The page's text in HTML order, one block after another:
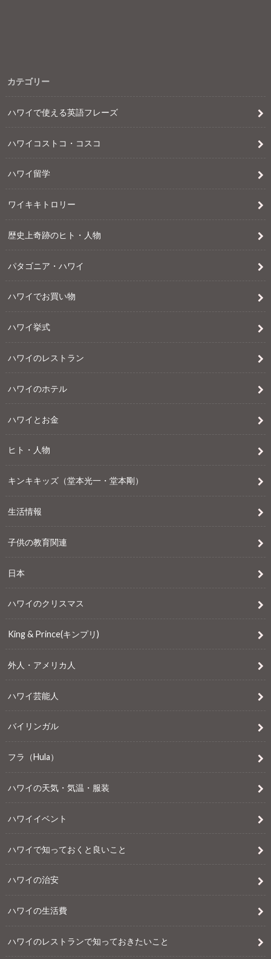
カテゴリー
ハワイで使える英語フレーズ
ハワイコストコ・コスコ
ハワイ留学
ワイキキトロリー
歴史上奇跡のヒト・人物
パタゴニア・ハワイ
ハワイでお買い物
ハワイ挙式
ハワイのレストラン
ハワイのホテル
ハワイとお金
ヒト・人物
キンキキッズ（堂本光一・堂本剛）
生活情報
子供の教育関連
日本
ハワイのクリスマス
King & Prince(キンプリ)
外人・アメリカ人
ハワイ芸能人
バイリンガル
フラ（Hula）
ハワイの天気・気温・服装
ハワイイベント
ハワイで知っておくと良いこと
ハワイの治安
ハワイの生活費
ハワイのレストランで知っておきたいこと